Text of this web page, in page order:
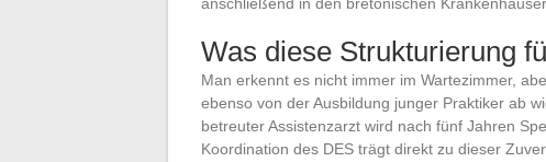
Was diese Strukturierung
Man erkennt es nicht immer im Wartezimmer,
ebenso von der Ausbildung junger Praktiker ab
betreuter Assistenzarzt wird nach fünf Jahren
Koordination des DES trägt direkt zu dieser